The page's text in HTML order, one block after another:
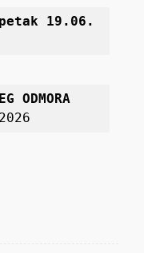
petak 19 .06.
ODMORA